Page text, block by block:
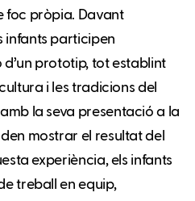
foc pròpia. Davant
infants participen
prototip, tot establint
i les tradicions del
la seva presentació a la
mostrar el resultat del
experiència, els infants
treball en equip,